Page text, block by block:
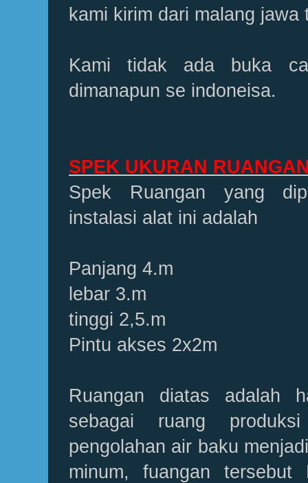
kami kirim dari malang
Kami tidak ada buka
dimanapun se indoneisa.
SPEK UKURAN
Spek Ruangan yang
instalasi alat ini adalah
Panjang 4.m
lebar 3.m
tinggi 2,5.m
Pintu akses 2x2m
Ruangan diatas adalah
sebagai ruang
pengolahan air baku
minum, fuangan tersebut